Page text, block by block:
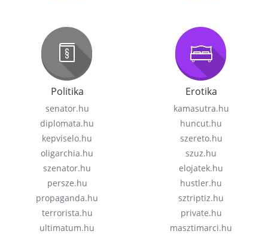
Politika
senator.hu
diplomata.hu
kepviselo.hu
oligarchia.hu
szenator.hu
persze.hu
propaganda.hu
terrorista.hu
ultimatum.hu
Erotika
kamasutra.hu
huncut.hu
szereto.hu
szuz.hu
elojatek.hu
hustler.hu
sztriptiz.hu
private.hu
masztimarci.hu